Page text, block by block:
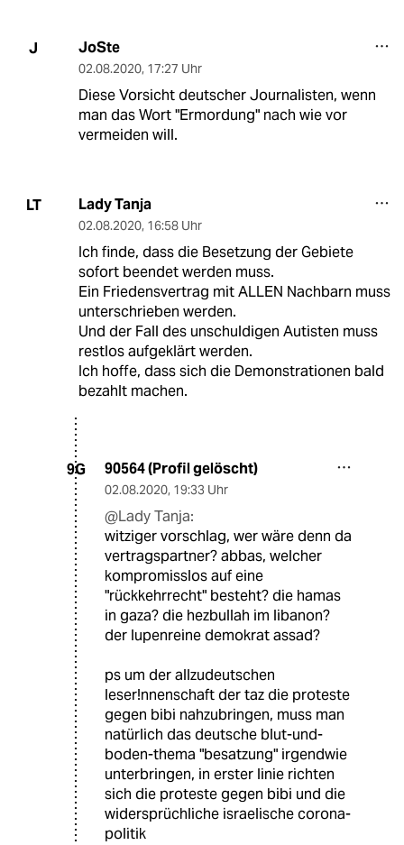
J JoSte
02.08.2020, 17:27 Uhr
Diese Vorsicht deutscher Journalisten, wenn
man das Wort "Ermordung" nach wie vor
vermeiden will.
LT Lady Tanja
02.08.2020, 16:58 Uhr
Ich finde, dass die Besetzung der Gebiete
sofort beendet werden muss.
Ein Friedensvertrag mit ALLEN Nachbarn muss
unterschrieben werden.
Und der Fall des unschuldigen Autisten muss
restlos aufgeklärt werden.
Ich hoffe, dass sich die Demonstrationen bald
bezahlt machen.
9G 90564 (Profil gelöscht)
02.08.2020, 19:33 Uhr
@Lady Tanja:
witziger vorschlag, wer wäre denn da
vertragspartner? abbas, welcher
kompromisslos auf eine
"rückkehrrecht" besteht? die hamas
in gaza? die hezbullah im libanon?
der lupenreine demokrat assad?
ps um der allzudeutschen
leser!nnenschaft der taz die proteste
gegen bibi nahzubringen, muss man
natürlich das deutsche blut-und-
boden-thema "besatzung" irgendwie
unterbringen, in erster linie richten
sich die proteste gegen bibi und die
widersprüchliche israelische corona-
politik